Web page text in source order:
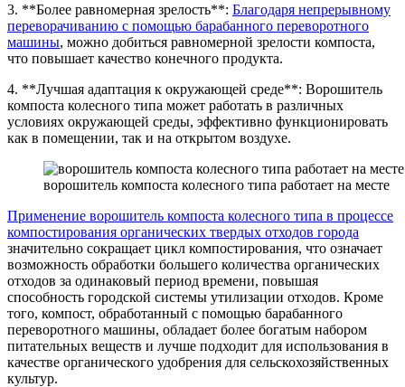
3. **Более равномерная зрелость**: Благодаря непрерывному
переворачиванию с помощью барабанного переворотного
машины, можно добиться равномерной зрелости компоста,
что повышает качество конечного продукта.
4. **Лучшая адаптация к окружающей среде**: Ворошитель
компоста колесного типа может работать в различных
условиях окружающей среды, эффективно функционировать
как в помещении, так и на открытом воздухе.
ворошитель компоста колесного типа работает на месте
Применение ворошитель компоста колесного типа в процессе
компостирования органических твердых отходов города
значительно сокращает цикл компостирования, что означает
возможность обработки большего количества органических
отходов за одинаковый период времени, повышая
способность городской системы утилизации отходов. Кроме
того, компост, обработанный с помощью барабанного
переворотного машины, обладает более богатым набором
питательных веществ и лучше подходит для использования в
качестве органического удобрения для сельскохозяйственных
культур.